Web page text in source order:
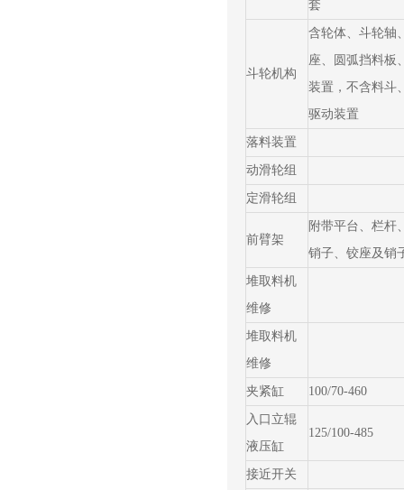
套
斗轮机构
含轮体、斗轮轴
座、圆弧挡料板
装置，不含料斗
驱动装置
落料装置
动滑轮组
定滑轮组
前臂架
附带平台、栏杆
销子、铰座及销
堆取料机
维修
堆取料机
维修
夹紧缸 100/70-460
入口立辊
液压缸
125/100-485
接近开关